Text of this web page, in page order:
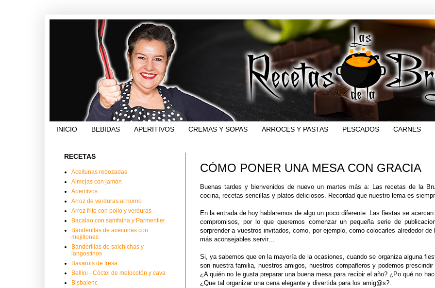
INICIO BEBIDAS APERITIVOS CREMAS Y SOPAS ARROCES Y PASTAS PESCADOS CARNES
CÓMO PONER UNA MESA CON GRACIA
Buenas tardes y bienvenidos de nuevo un martes más a: Las recetas de la
cocina, recetas sencillas y platos deliciosos. Recordad que nuestro lema es
En la entrada de hoy hablaremos de algo un poco diferente. Las fiestas se
compromisos, por lo que queremos comenzar un pequeña serie de
sorprender a vuestros invitados, como, por ejemplo, como colocarles alrededor
más aconsejables servir…
Si, ya sabemos que en la mayoría de la ocasiones, cuando se organiza alguna
son nuestra familia, nuestros amigos, nuestros compañeros y podemos
¿A quién no le gusta preparar una buena mesa para recibir el año? ¿Po qué no
¿Que tal organizar una cena elegante y divertida para los amig@s?.
RECETAS
Aceitunas rebozadas
Almejas con jamón
Aperitivos
Arroz de verduras al horno
Arroz frito con pollo y verduras
Bacalao con samfaina y Parmentier
Banderillas de aceitunas con
mejillones
Banderillas de salchichas y
langostinos
Bavarois de fresa
Bellini - Cóctel de melocotón y cava
Bisbalenc